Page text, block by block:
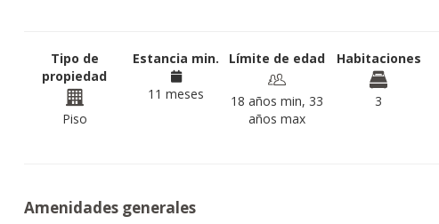
Tipo de
propiedad
Piso
Estancia min.
11 meses
Límite de edad
18 años min, 33
años max
Habitaciones
3
Amenidades generales